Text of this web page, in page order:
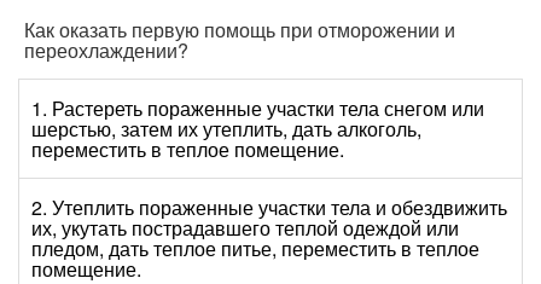
Как оказать первую помощь при отморожении и
переохлаждении?
1. Растереть пораженные участки тела снегом или
шерстью, затем их утеплить, дать алкоголь,
переместить в теплое помещение.
2. Утеплить пораженные участки тела и обездвижить
их, укутать пострадавшего теплой одеждой или
пледом, дать теплое питье, переместить в теплое
помещение.